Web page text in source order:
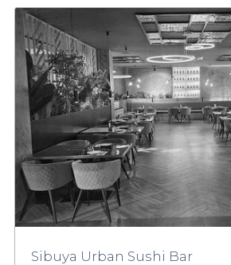
Sibuya Urban Sushi Bar